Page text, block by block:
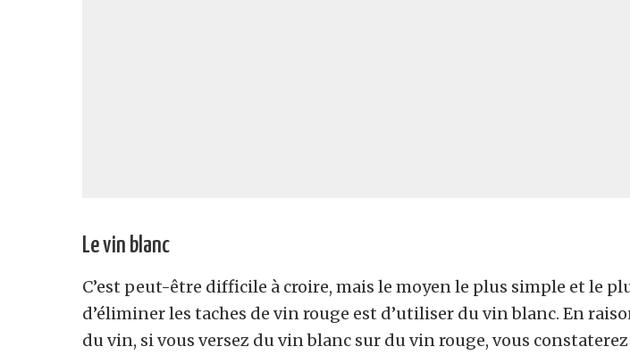
Le vin blanc
C’est peut-être difficile à croire, mais le moyen le plus simple et le
d’éliminer les taches de vin rouge est d’utiliser du vin blanc. En
du vin, si vous versez du vin blanc sur du vin rouge, vous